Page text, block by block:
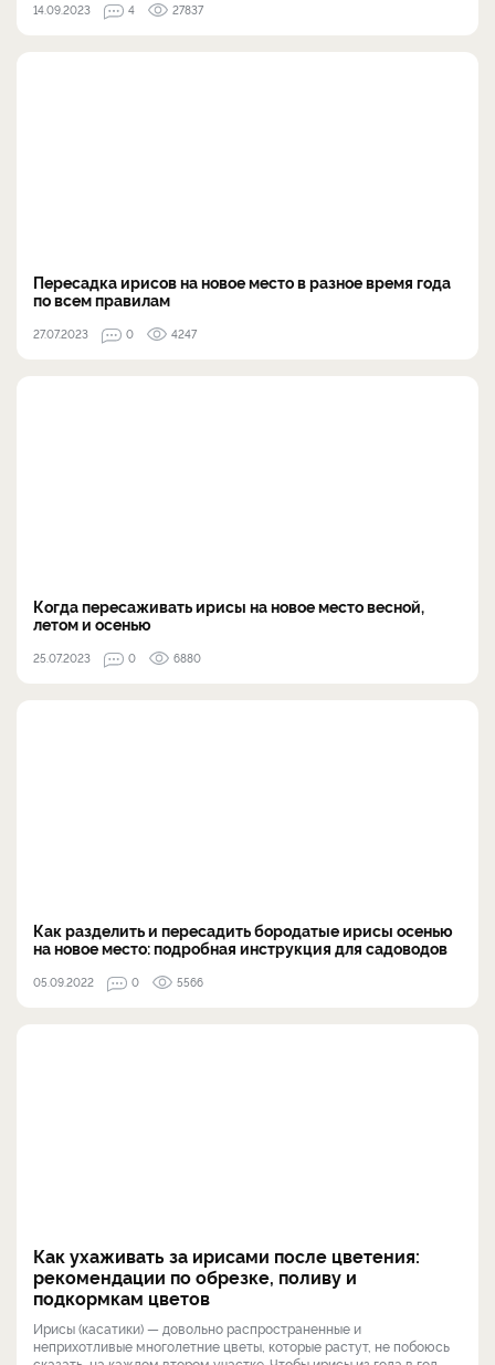
14.09.2023 4 27837
Пересадка ирисов на новое место в разное время года
по всем правилам
27.07.2023 0 4247
Когда пересаживать ирисы на новое место весной,
летом и осенью
25.07.2023 0 6880
Как разделить и пересадить бородатые ирисы осенью
на новое место: подробная инструкция для садоводов
05.09.2022 0 5566
Как ухаживать за ирисами после цветения:
рекомендации по обрезке, поливу и
подкормкам цветов
Ирисы (касатики) — довольно распространенные и
неприхотливые многолетние цветы, которые растут, не побоюсь